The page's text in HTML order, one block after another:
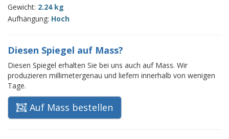
Gewicht: 2.24 kg
Aufhängung: Hoch
Diesen Spiegel auf Mass?
Diesen Spiegel erhalten Sie bei uns auch auf Mass. Wir
produzieren millimetergenau und liefern innerhalb von wenigen
Tage.
Auf Mass bestellen